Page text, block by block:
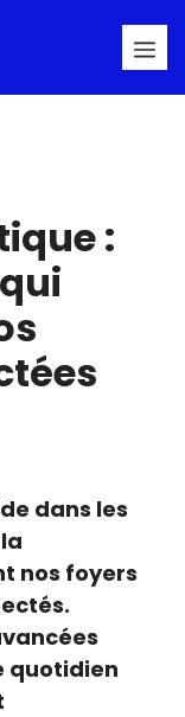
:
dans les
nos foyers
quotidien